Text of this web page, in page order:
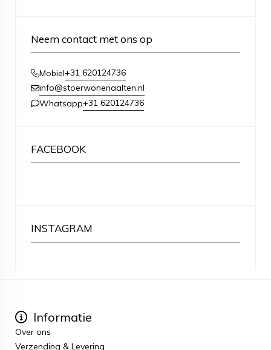
Neem contact met ons op
Mobiel+31 620124736
info@stoerwonenaalten.nl
Whatsapp+31 620124736
FACEBOOK
INSTAGRAM
Informatie
Over ons
Verzending & Levering